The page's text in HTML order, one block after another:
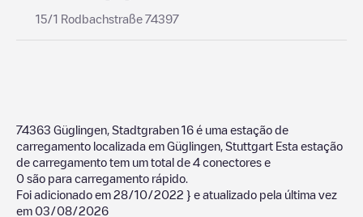
15/1 Rodbachstraße 74397
74363 Güglingen, Stadtgraben 16 é uma estação de
carregamento localizada em Güglingen Stuttgart Esta estação
de carregamento tem um total de 4 conectores e
0 são para carregamento rápido.
Foi adicionado em 28/10/2022 } e atualizado pela última vez
em 03/08/2026